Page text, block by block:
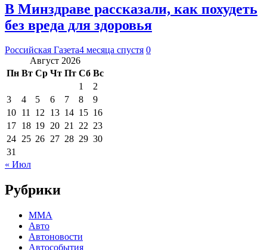
В Минздраве рассказали, как похудеть
без вреда для здоровья
Российская Газета4 месяца спустя 0
Август 2026
Пн Вт Ср Чт Пт Сб Вс
1
2
3
4 5 6 7 8
9
10 11 12 13 14 15 16
17 18 19 20 21 22 23
24 25 26 27 28 29 30
31
« Июл
Рубрики
MMA
Авто
Автоновости
Автособытия